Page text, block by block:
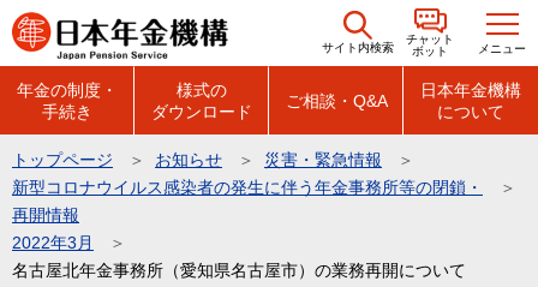
こ
の
の
先
頭
で
サイト内検索
チャット
ボット
メニュー
年金の制度・
手続き
様式の
ダウンロード
ご相談・Q&A
日本年金機構
について
トップページ お知らせ
災害・緊急情報
新型コロナウイルス感染者の発生に伴う年金事務所等の閉鎖・
再開情報
2022年3月
名古屋北年金事務所（愛知県名古屋市）の業務再開について